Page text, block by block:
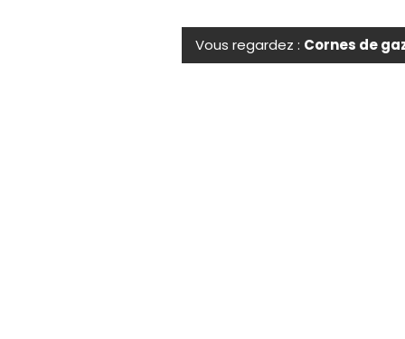
Vous regardez : Cornes de